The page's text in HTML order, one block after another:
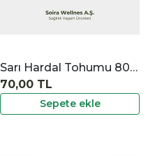
Sarı Hardal Tohumu 80 Gr
Sepete ekle
70,00 TL